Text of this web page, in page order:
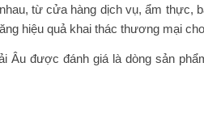
từ cửa hàng dịch vụ, ẩm thực,
hiệu quả khai thác thương mại
được đánh giá là dòng sản